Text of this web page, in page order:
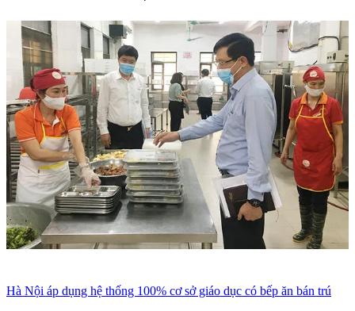
Hà Nội áp dụng hệ thống 100% cơ sở giáo dục có bếp ăn bán trú